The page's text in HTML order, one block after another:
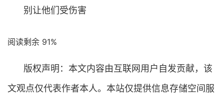
别让他们受伤害
阅读剩余 91%
版权声明：本文内容由互联网用户自发贡献，该
文观点仅代表作者本人。本站仅提供信息存储空间服